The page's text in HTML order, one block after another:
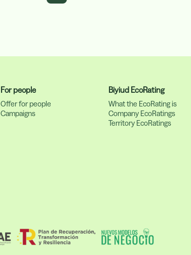
For people
Offer for people
Campaigns
Biyiud EcoRating
What the EcoRating is
Company EcoRatings
Territory EcoRatings